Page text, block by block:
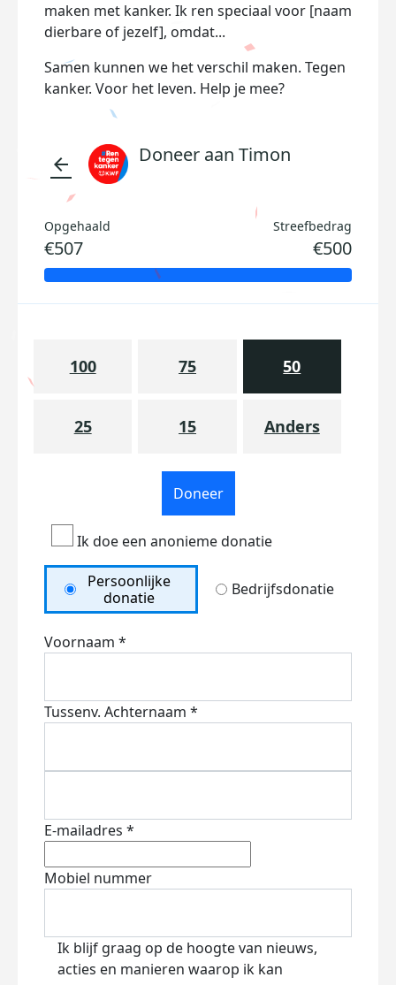
maken met kanker. Ik ren speciaal voor [naam
dierbare of jezelf], omdat...
Samen kunnen we het verschil maken. Tegen
kanker. Voor het leven. Help je mee?
arrow_back Doneer aan Timon
Opgehaald
€507
Streefbedrag
€500
100 75 50
25 15 Anders
Doneer
Ik doe een anonieme donatie
Persoonlijke
donatie
Bedrijfsdonatie
Voornaam *
Tussenv. Achternaam *
E-mailadres *
Mobiel nummer
Ik blijf graag op de hoogte van nieuws,
acties en manieren waarop ik kan